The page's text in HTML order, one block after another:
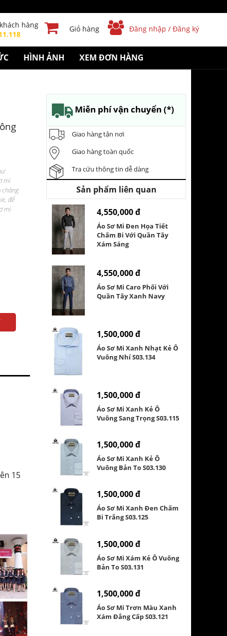
hàng
Giỏ hàng Đăng nhập / Đăng ký
HÌNH ẢNH XEM ĐƠN HÀNG
mi
chàng
để
mi
15
Miễn phí vận chuyển (*)
Giao hàng tận nơi
Giao hàng toàn quốc
Tra cứu thông tin dễ dàng
Sản phẩm liên quan
4,550,000 đ
Áo Sơ Mi Đen Họa Tiết
Chấm Bi Với Quần Tây
Xám Sáng
4,550,000 đ
Áo Sơ Mi Caro Phối Với
Quần Tây Xanh Navy
1,500,000 đ
Áo Sơ Mi Xanh Nhạt Kẻ Ô
Vuông Nhí S03.134
1,500,000 đ
Áo Sơ Mi Xanh Kẻ Ô
Vuông Sang Trọng S03.115
1,500,000 đ
Áo Sơ Mi Xanh Kẻ Ô
Vuông Bản To S03.130
1,500,000 đ
Áo Sơ Mi Xanh Đen Chấm
Bi Trắng S03.125
1,500,000 đ
Áo Sơ Mi Xám Kẻ Ô Vuông
Bản To S03.131
1,500,000 đ
Áo Sơ Mi Trơn Màu Xanh
Xám Đẳng Cấp S03.121